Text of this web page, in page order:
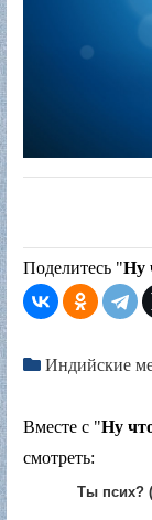
Поделитесь "Ну
Индийские
Вместе с "Ну
смотреть:
Ты псих?